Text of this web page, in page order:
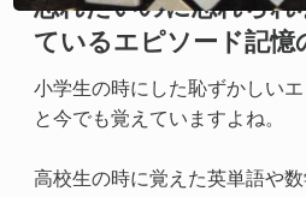
忘れたいのに忘れられ
ているエピソード記憶
小学生の時にした恥ずかしい
と今でも覚えていますよね。
高校生の時に覚えた英単語や